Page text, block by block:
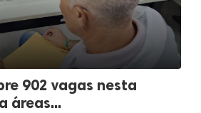
902 vagas nesta
áreas...